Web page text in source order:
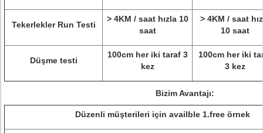
Tekerlekler Run Testi
> 4KM / saat hızla 10
saat
> 4KM / saat
10 saat
Düşme testi
100cm her iki taraf 3
kez
100cm her iki
3 kez
Bizim Avantajı:
Düzenli müşterileri için availble 1.free örnek